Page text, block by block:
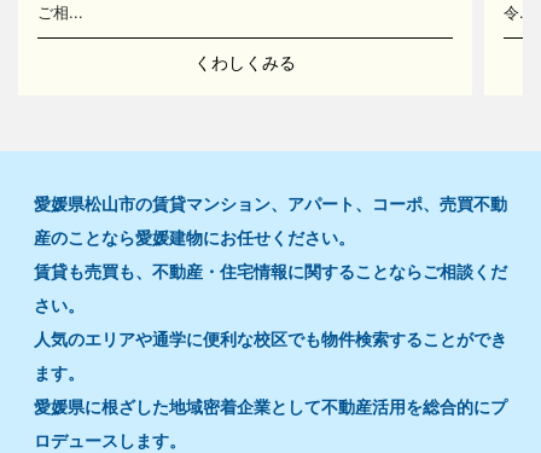
ご相...
くわしくみる
令...
愛媛県松山市の賃貸マンション、アパート、コーポ、売買不動
産のことなら愛媛建物にお任せください。
賃貸も売買も、不動産・住宅情報に関することならご相談くだ
さい。
人気のエリアや通学に便利な校区でも物件検索することができ
ます。
愛媛県に根ざした地域密着企業として不動産活用を総合的にプ
ロデュースします。